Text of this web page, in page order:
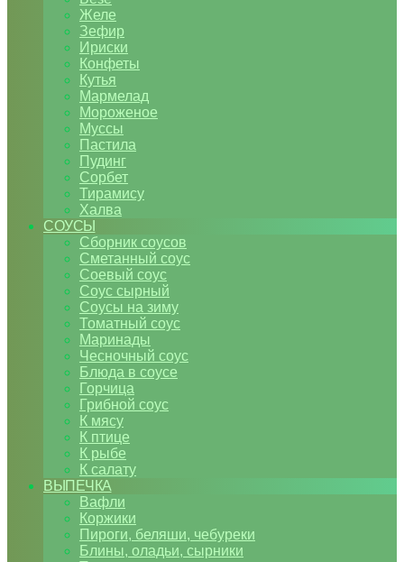
Желе
Зефир
Ириски
Конфеты
Кутья
Мармелад
Мороженое
Муссы
Пастила
Пудинг
Сорбет
Тирамису
Халва
СОУСЫ
Сборник соусов
Сметанный соус
Соевый соус
Соус сырный
Соусы на зиму
Томатный соус
Маринады
Чесночный соус
Блюда в соусе
Горчица
Грибной соус
К мясу
К птице
К рыбе
К салату
ВЫПЕЧКА
Вафли
Коржики
Пироги, беляши, чебуреки
Блины, оладьи, сырники